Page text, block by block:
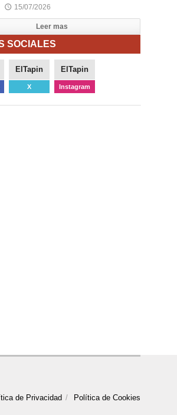
🕔 15/07/2026
Leer mas
SOCIALES
ElTapin
X
ElTapin
Instagram
de Privacidad Política de Cookies